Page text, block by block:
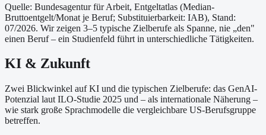
Quelle: Bundesagentur für Arbeit, Entgeltatlas (Median-
Bruttoentgelt/Monat je Beruf; Substituierbarkeit: IAB), Stand:
07/2026. Wir zeigen 3–5 typische Zielberufe als Spanne, nie „den"
einen Beruf – ein Studienfeld führt in unterschiedliche Tätigkeiten.
KI & Zukunft
Zwei Blickwinkel auf KI und die typischen Zielberufe: das GenAI-
Potenzial laut ILO-Studie 2025 und – als internationale Näherung –
wie stark große Sprachmodelle die vergleichbare US-Berufsgruppe
betreffen.